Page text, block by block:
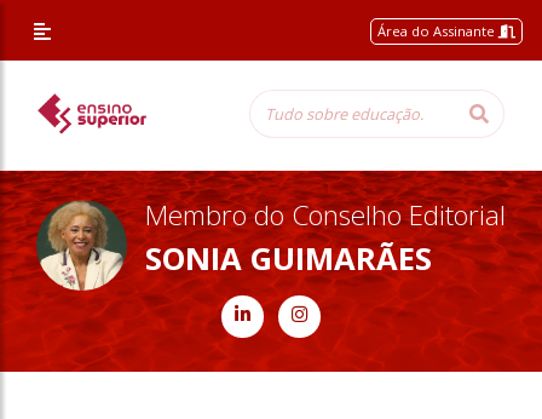
Área do Assinante
Membro do Conselho Editorial
SONIA GUIMARÃES